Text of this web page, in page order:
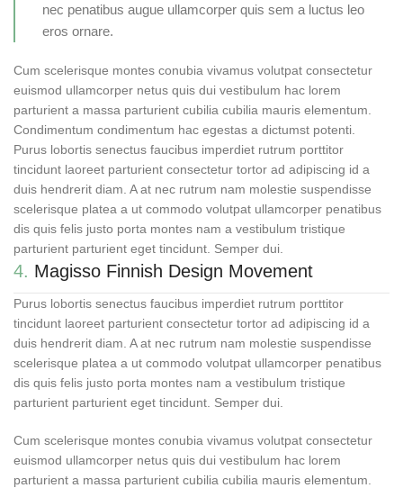
nec penatibus augue ullamcorper quis sem a luctus leo
eros ornare.
Cum scelerisque montes conubia vivamus volutpat consectetur
euismod ullamcorper netus quis dui vestibulum hac lorem
parturient a massa parturient cubilia cubilia mauris elementum.
Condimentum condimentum hac egestas a dictumst potenti.
Purus lobortis senectus faucibus imperdiet rutrum porttitor
tincidunt laoreet parturient consectetur tortor ad adipiscing id a
duis hendrerit diam. A at nec rutrum nam molestie suspendisse
scelerisque platea a ut commodo volutpat ullamcorper penatibus
dis quis felis justo porta montes nam a vestibulum tristique
parturient parturient eget tincidunt. Semper dui.
4. Magisso Finnish Design Movement
Purus lobortis senectus faucibus imperdiet rutrum porttitor
tincidunt laoreet parturient consectetur tortor ad adipiscing id a
duis hendrerit diam. A at nec rutrum nam molestie suspendisse
scelerisque platea a ut commodo volutpat ullamcorper penatibus
dis quis felis justo porta montes nam a vestibulum tristique
parturient parturient eget tincidunt. Semper dui.
Cum scelerisque montes conubia vivamus volutpat consectetur
euismod ullamcorper netus quis dui vestibulum hac lorem
parturient a massa parturient cubilia cubilia mauris elementum.